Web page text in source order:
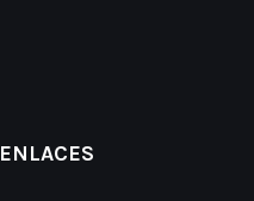
ENLACES